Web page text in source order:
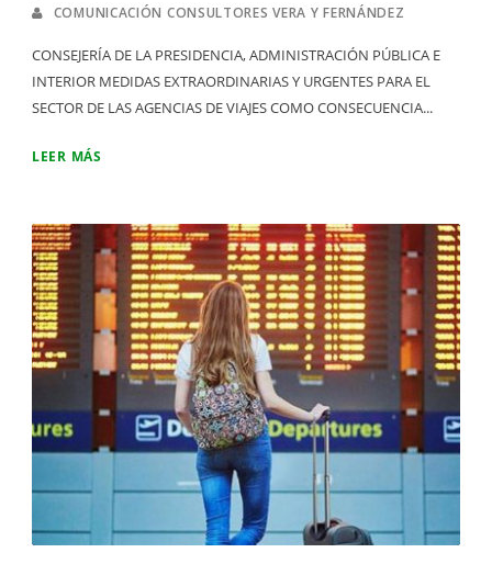
COMUNICACIÓN CONSULTORES VERA Y FERNÁNDEZ
CONSEJERÍA DE LA PRESIDENCIA, ADMINISTRACIÓN PÚBLICA E
INTERIOR MEDIDAS EXTRAORDINARIAS Y URGENTES PARA EL
SECTOR DE LAS AGENCIAS DE VIAJES COMO CONSECUENCIA...
LEER MÁS